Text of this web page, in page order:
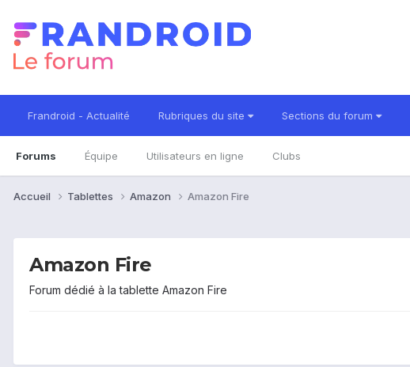
Frandroid - Actualité Rubriques du site Sections du forum
Forums Équipe Utilisateurs en ligne Clubs
Accueil Tablettes Amazon Amazon Fire
Amazon Fire
Forum dédié à la tablette Amazon Fire